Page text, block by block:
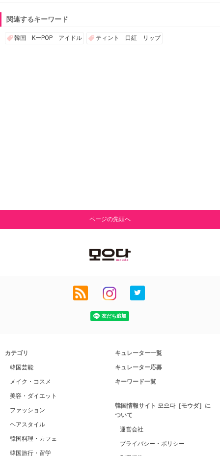
関連するキーワード
韓国 KーPOP アイドル ティント 口紅 リップ
ページの先頭へ
カテゴリ
韓国芸能
メイク・コスメ
美容・ダイエット
ファッション
ヘアスタイル
韓国料理・カフェ
韓国旅行・留学
キュレーター一覧
キュレーター応募
キーワード一覧
韓国情報サイト 모으다［モウダ］に
ついて
運営会社
プライバシー・ポリシー